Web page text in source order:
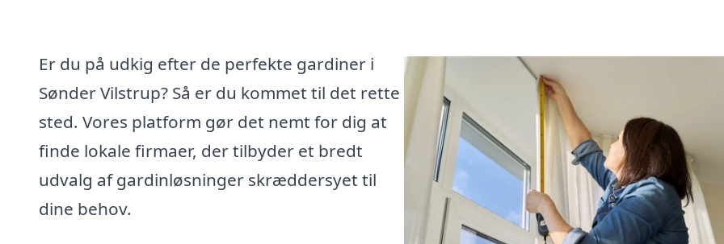
Er du på udkig efter de perfekte gardiner i
Sønder Vilstrup? Så er du kommet til det rette
sted. Vores platform gør det nemt for dig at
finde lokale firmaer, der tilbyder et bredt
udvalg af gardinløsninger skræddersyet til
dine behov.